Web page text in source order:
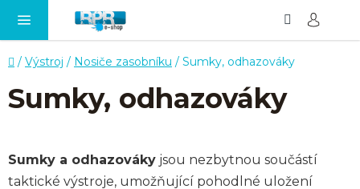
Domů
/ Výstroj / Nosiče zasobníku / Sumky, odhazováky
Sumky, odhazováky
Sumky a odhazováky jsou nezbytnou součástí
taktické výstroje, umožňující pohodlné uložení